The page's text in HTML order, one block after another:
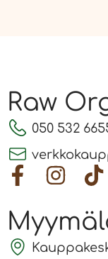
Raw
050 532